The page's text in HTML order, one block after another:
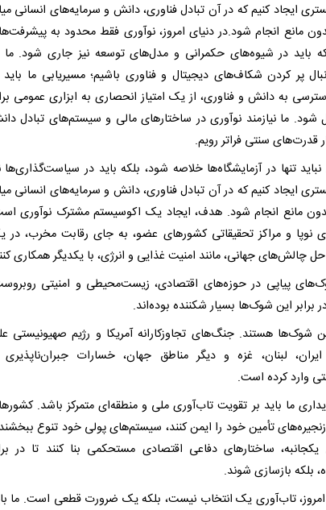
ایجاد کنیم که در آن تبادل فناوری، دانش و سرمایه‌های انسانی
مانع انجام شود.در دنیای امروز، نوآوری فقط محدود به
باید در شیوه‌های حکمرانی و مدل‌های توسعه نیز جاری شود. ما
پر کردن شکاف‌های دیجیتال و فناوری باشیم؛ مسیریابی ما باید
به دانش و فناوری، از یک امتیاز انحصاری به ابزاری عمومی
شود. ما نیازمند نوآوری در ساختارهای مالی و سیستم‌های تبادل
قدرت‌های سنتی فراتر رویم.
تنها در آزمایشگاه‌ها خلاصه شود، بلکه باید در سیاست‌گذاری‌ها
ایجاد کنیم که در آن تبادل فناوری، دانش و سرمایه‌های انسانی
مانع انجام شود. هدف، ایجاد یک اکوسیستم مشترک نوآوری
نوپا و مراکز تحقیقاتی کشورهای عضو، به جای رقابت مخرب، در
چالش‌های جهانی، مانند امنیت غذایی و انرژی، با یکدیگر همکاری
پیاپی در حوزه‌های اقتصادی، زیست‌محیطی و امنیتی
این شوک‌ها بسیار شکننده بوده‌اند.
شوک‌ها هستند. جنگ‌های تجاوزکارانه آمریکا و رژیم صهیونیستی
لبنان، غزه و دیگر مناطق جهان، خسارات جبران‌ناپذیری
وارد کرده است.
ما باید بر تقویت تاب‌آوری ملی و منطقه‌ای متمرکز باشد.
تأمین خود را ایمن کنند، سیستم‌های پولی خود تنوع
یکجانبه، ساختارهای دفاعی اقتصادی مستحکمی بنا کنند تا در
بلکه بازسازی شوند.
تاب‌آوری یک انتخاب نیست، بلکه یک ضرورت قطعی است. ما